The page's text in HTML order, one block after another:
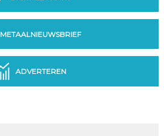
METAALNIEUWSBRIEF
ADVERTEREN